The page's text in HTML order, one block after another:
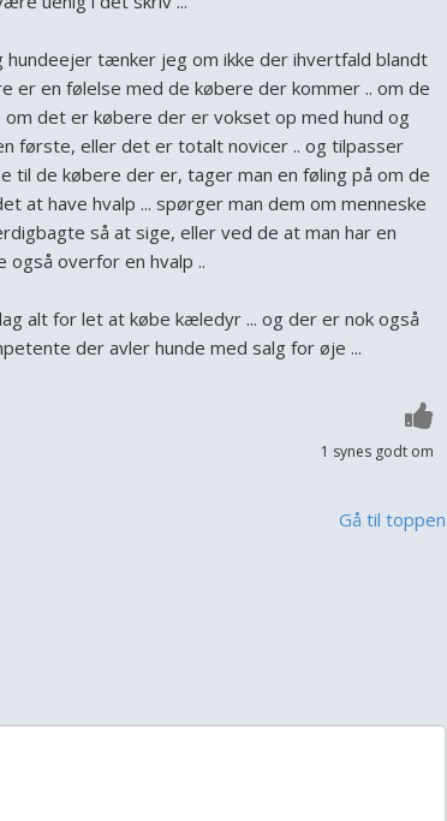
hundeejer tænker jeg om ikke der ihvertfald blandt
er en følelse med de købere der kommer .. om de
det er købere der er vokset op med hund og
første, eller det er totalt novicer .. og tilpasser
til de købere der er, tager man en føling på om de
at have hvalp ... spørger man dem om menneske
så at sige, eller ved de at man har en
også overfor en hvalp ..
alt for let at købe kæledyr ... og der er nok også
der avler hunde med salg for øje ...
1 synes godt om
Gå til toppen